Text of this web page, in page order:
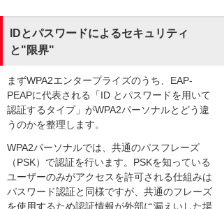
IDとパスワードによるセキュリティ
と"限界"
まずWPA2エンタープライズのうち、EAP-
PEAPに代表される「ID とパスワードを用いて
認証するタイプ」がWPA2パーソナルとどう違
うのかを整理します。
WPA2パーソナルでは、共通のパスフレーズ
（PSK）で認証を行います。PSKを知っている
ユーザーのみがアクセスを許可される仕組みは
パスワード認証と同様ですが、共通のフレーズ
を使用するため認証情報が外部に漏えいした場